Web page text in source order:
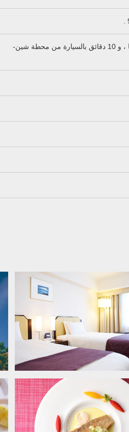
5 دقائق مشياً على الأقدام من محطة جي آر تاكاوكا ، و 10 دقائق بالسيارة من محطة شين-